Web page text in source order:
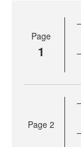
Page
1
Page 2